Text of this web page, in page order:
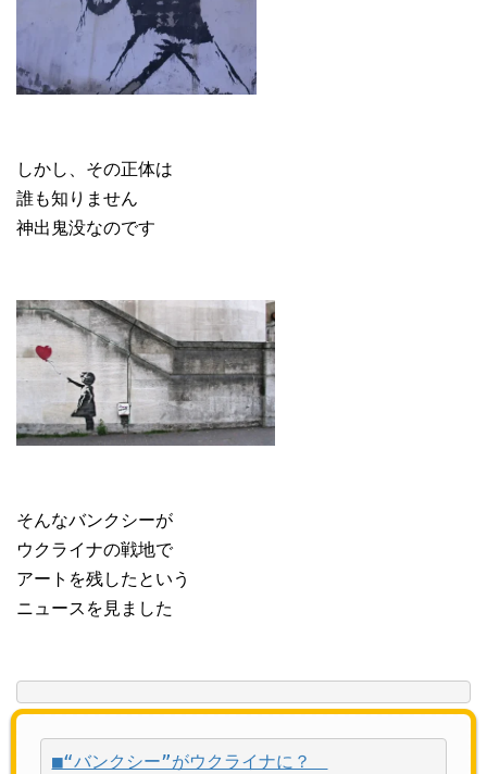
しかし、その正体は
誰も知りません
神出鬼没なのです
そんなバンクシーが
ウクライナの戦地で
アートを残したという
ニュースを見ました
■“バンクシー”がウクライナに？